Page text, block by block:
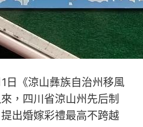
日《涼山彝族自治州移風
，四川省涼山州先后制
出婚嫁彩禮最高不跨越